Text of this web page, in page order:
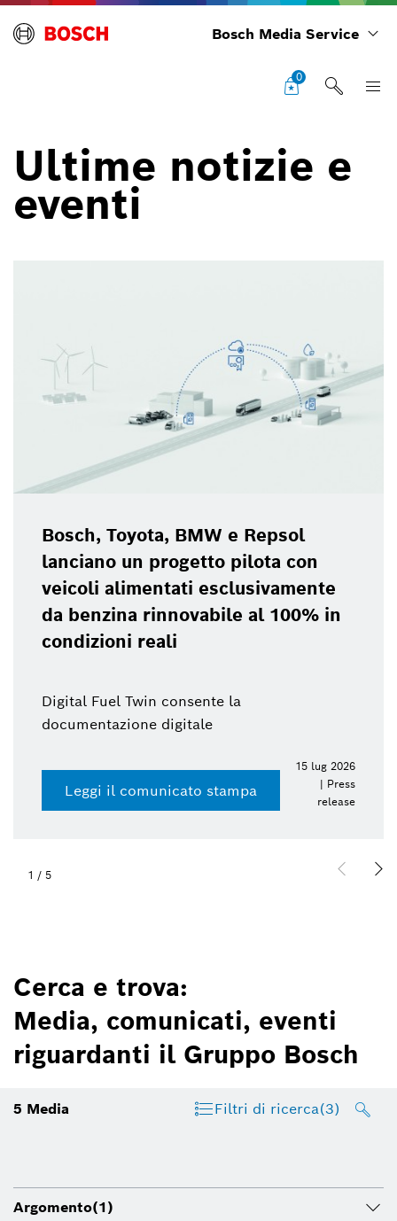
Bosch Media Service
0
Ultime notizie e
eventi
e Repsol
pilota con
al 100% in
| Press
2026
Accedi al press kit
2 / 5
Cerca e trova:
Media, comunicati, eventi
riguardanti il Gruppo Bosch
5 Media Filtri di ricerca(3)
Argomento(1)